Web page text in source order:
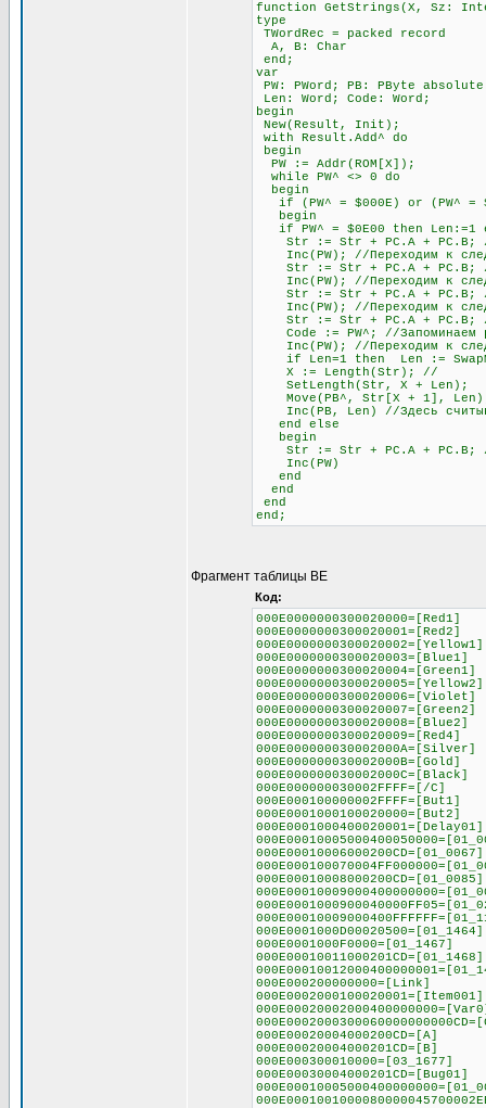
function GetStrings(X, Sz:
type
TWordRec = packed record
A, B: Char
end;
var
PW: PWord; PB: PByte
Len: Word; Code: Word;
begin
New(Result, Init);
with Result.Add^ do
begin
PW := Addr(ROM[X]);
while PW^ <> 0 do
begin
if (PW^ = $000E) or (PW^ =
begin
if PW^ = $0E00 then Len:=1
Str := Str + PC.A + PC.B; //
Inc(PW); //Переходим к
Str := Str + PC.A + PC.B; //
Inc(PW); //Переходим к
Str := Str + PC.A + PC.B; //
Inc(PW); //Переходим к
Str := Str + PC.A + PC.B; //
Code := PW^; //Запоминаем
Inc(PW); //Переходим к
if Len=1 then Len :=
X := Length(Str); //
SetLength(Str, X +
Move(PB^, Str[X + 1],
Inc(PB, Len) //Здесь
end else
begin
Str := Str + PC.A + PC.B; //
Inc(PW)
end
end
end
end;
Фрагмент таблицы BE
Код:
000E0000000300020000=[Red1]
000E0000000300020001=[Red2]
000E0000000300020002=[Yellow1]
000E0000000300020003=[Blue1]
000E0000000300020004=[Green1]
000E0000000300020005=[Yellow2]
000E0000000300020006=[Violet]
000E0000000300020007=[Green2]
000E0000000300020008=[Blue2]
000E0000000300020009=[Red4]
000E000000030002000A=[Silver]
000E000000030002000B=[Gold]
000E000000030002000C=[Black]
000E000000030002FFFF=[/C]
000E000100000002FFFF=[But1]
000E0001000100020000=[But2]
000E0001000400020001=[Delay01]
000E00010006000200CD=[01_0067]
000E00010008000200CD=[01_0085]
000E0001000D00020500=[01_1464]
000E0001000F0000=[01_1467]
000E00010011000201CD=[01_1468]
000E000200000000=[Link]
000E0002000100020001=[Item001]
000E00020004000200CD=[A]
000E00020004000201CD=[B]
000E000300010000=[03_1677]
000E00030004000201CD=[Bug01]